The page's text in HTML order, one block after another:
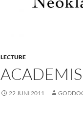
LECTURE
22 JUNI 2011